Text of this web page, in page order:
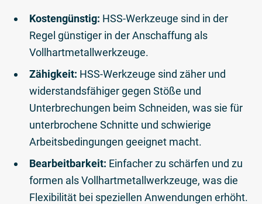
Kostengünstig: HSS-Werkzeuge sind in der
Regel günstiger in der Anschaffung als
Vollhartmetallwerkzeuge.
Zähigkeit: HSS-Werkzeuge sind zäher und
widerstandsfähiger gegen Stöße und
Unterbrechungen beim Schneiden, was sie für
unterbrochene Schnitte und schwierige
Arbeitsbedingungen geeignet macht.
Bearbeitbarkeit: Einfacher zu schärfen und zu
formen als Vollhartmetallwerkzeuge, was die
Flexibilität bei speziellen Anwendungen erhöht.